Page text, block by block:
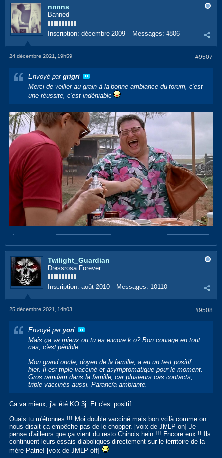
nnnns
Banned
Inscription: décembre 2009 Messages: 4806
#9507
24 décembre 2021, 19h59
Envoyé par grigri
Merci de veiller au grain à la bonne ambiance du forum, c'est
une réussite, c'est indéniable
Twilight_Guardian
Dressrosa Forever
Inscription: août 2010 Messages: 10110
#9508
25 décembre 2021, 14h03
Envoyé par yori
Mais ça va mieux ou tu es encore k.o? Bon courage en tout
cas, c'est pénible.
Mon grand oncle, doyen de la famille, a eu un test positif
hier. Il est triple vacciné et asymptomatique pour le moment.
Gros ramdam dans la famille, car plusieurs cas contacts,
triple vaccinés aussi. Paranoïa ambiante.
Ca va mieux, j'ai été KO 3j. Et c'est positif.....
Ouais tu m'étonnes !!! Moi double vacciné mais bon voilà comme on
nous disait ça empêche pas de le chopper. [voix de JMLP on] Je
pense d'ailleurs que ça vient du resto Chinois hein !!! Encore eux !! Ils
continuent leurs essais diaboliques directement sur le territoire de la
mère Patrie! [voix de JMLP off]